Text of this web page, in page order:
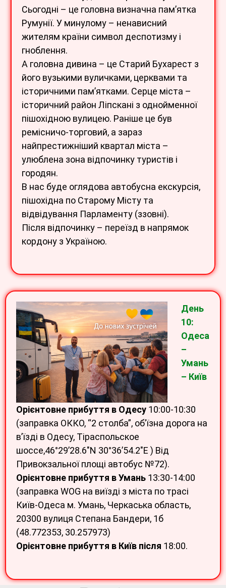
Сьогодні – це головна визначна пам’ятка
Румунії. У минулому – ненависний
жителям країни символ деспотизму і
гноблення.
А головна дивина – це Старий Бухарест з
його вузькими вуличками, церквами та
історичними пам’ятками. Серце міста –
історичний район Ліпскані з однойменної
пішохідною вулицею. Раніше це був
ремісничо-торговий, а зараз
найпрестижніший квартал міста –
улюблена зона відпочинку туристів і
городян.
В нас буде оглядова автобусна екскурсія,
пішохідна по Старому Місту та
відвідування Парламенту (ззовні).
Після відпочинку – переїзд в напрямок
кордону з Україною.
День
10:
Одеса
–
Умань
– Київ
Орієнтовне прибуття в Одесу 10:00-10:30
(заправка ОККО, “2 столба”, об’їзна дорога на
в’їзді в Одесу, Тіраспольское
шоссе,46°29’28.6″N 30°36’54.2″E ) Від
Привокзальної площі автобус №72).
Орієнтовне прибуття в Умань 13:30-14:00
(заправка WOG на виїзді з міста по трасі
Київ-Одеса м. Умань, Черкаська область,
20300 вулиця Степана Бандери, 1б
(48.772353, 30.257973)
Орієнтовне прибуття в Київ після 18:00.